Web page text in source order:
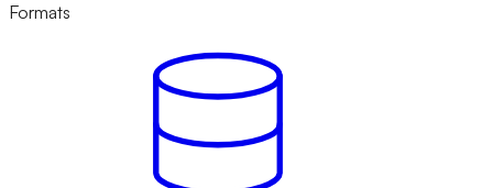
Formats